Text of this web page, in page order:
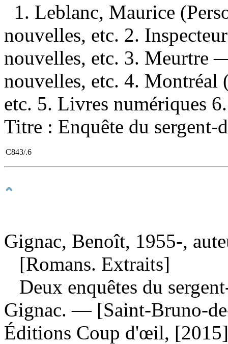
1. Leblanc, Maurice
nouvelles, etc. 2.
nouvelles, etc. 3. Meurtre
nouvelles, etc. 4.
etc. 5. Livres numériques
Titre : Enquête du sergent-
C843/.6
Gignac, Benoît, 1955-,
[Romans. Extraits]
Deux enquêtes du
Gignac. — [Saint-Bruno-
Éditions Coup d'œil,